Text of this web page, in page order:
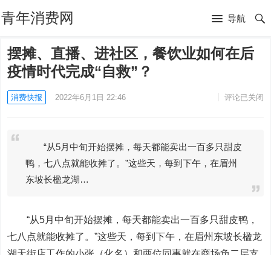
青年消费网 导航
摆摊、直播、进社区，餐饮业如何在后
疫情时代完成“自救”？
消费快报 2022年6月1日 22:46 评论已关闭
“从5月中旬开始摆摊，每天都能卖出一百多只甜皮
鸭，七八点就能收摊了。”这些天，每到下午，在眉州
东坡长楹龙湖…
“从5月中旬开始摆摊，每天都能卖出一百多只甜皮鸭，
七八点就能收摊了。”这些天，每到下午，在眉州东坡长楹龙